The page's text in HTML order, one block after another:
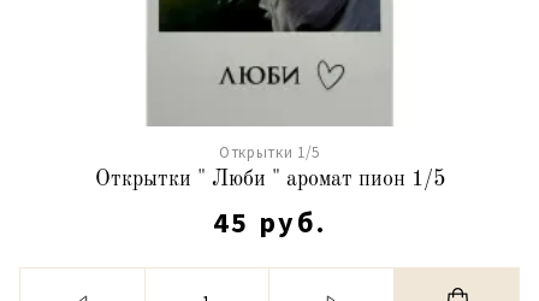
Открытки 1/5
Открытки " Люби " аромат пион 1/5
45 руб.